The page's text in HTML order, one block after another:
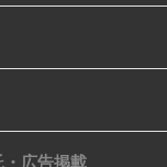
・広告掲載